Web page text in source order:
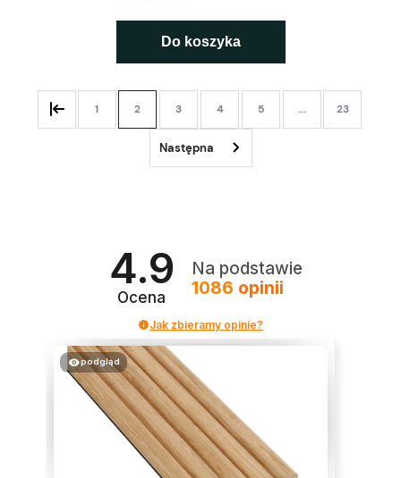
Do koszyka
1 2 3 4 5 ... 23
4.9
Ocena
Na podstawie
1086 opinii
Jak zbieramy opinie?
podgląd